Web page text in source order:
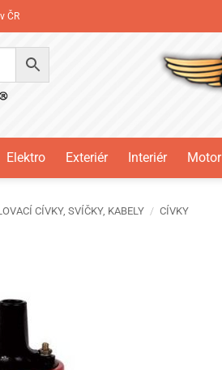
ČR
Elektro Exteriér Interiér Motor
CÍVKY, SVÍČKY, KABELY / CÍVKY